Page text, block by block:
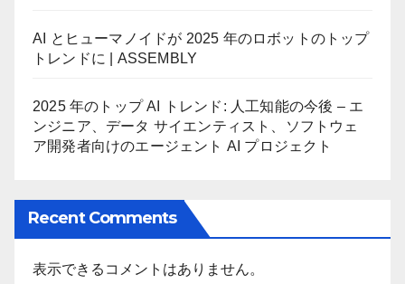
AI とヒューマノイドが 2025 年のロボットのトップ
トレンドに | ASSEMBLY
2025 年のトップ AI トレンド: 人工知能の今後 – エ
ンジニア、データ サイエンティスト、ソフトウェ
ア開発者向けのエージェント AI プロジェクト
Recent Comments
表示できるコメントはありません。